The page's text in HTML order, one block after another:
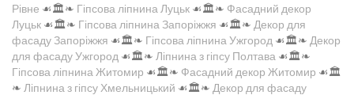
Рівне ☙🏛️❧ Гіпсова ліпнина Луцьк ☙🏛️❧ Фасадний декор
Луцьк ☙🏛️❧ Гіпсова ліпнина Запоріжжя ☙🏛️❧ Декор для
фасаду Запоріжжя ☙🏛️❧ Гіпсова ліпнина Ужгород ☙🏛️❧ Декор
для фасаду Ужгород ☙🏛️❧ Ліпнина з гіпсу Полтава ☙🏛️❧
Гіпсова ліпнина Житомир ☙🏛️❧ Фасадний декор Житомир ☙🏛️
❧ Ліпнина з гіпсу Хмельницький ☙🏛️❧ Декор для фасаду